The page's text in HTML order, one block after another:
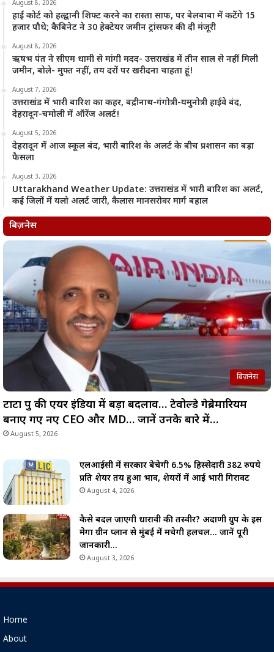
August 8, 2026
हाई कोर्ट को हल्द्वानी शिफ्ट करने का रास्ता साफ, पर बेलबाबा में कटेंगे 15
हजार पौधे; कैबिनेट ने 30 हेक्टेयर जमीन ट्रांसफर की दी मंजूरी
August 8, 2026
ऋषभ पंत ने सीएम धामी से मांगी मदद- उत्तराखंड में तीन साल से नहीं मिली
जमीन, बोले- मुफ्त नहीं, तय दरों पर खरीदना चाहता हूं!
August 7, 2026
उत्तराखंड में भारी बारिश का कहर, बद्रीनाथ-गंगोत्री-यमुनोत्री हाईवे बंद,
देहरादून-चमोली में ऑरेंज अलर्ट!
August 5, 2026
देहरादून में आज स्कूल बंद, भारी बारिश के अलर्ट के बीच प्रशासन का बड़ा
फैसला
August 3, 2026
Uttarakhand Weather Update: उत्तराखंड में भारी बारिश का अलर्ट,
कई जिलों में यलो अलर्ट जारी, कैलास मानसरोवर मार्ग बहाल
बिज़नेस
बिज़नेस
टाटा ग्रुप की एयर इंडिया में बड़ा बदलाव… टेवोल्डे गेब्रेमारियम
बनाए गए नए CEO और MD… जानें उनके बारे में…
August 5, 2026
एलआईसी में सरकार बेचेगी 6.5% हिस्सेदारी 382 रुपये
प्रति शेयर तय हुआ भाव, शेयरों में आई भारी गिरावट
August 4, 2026
कैसे बदल जाएगी धारावी की तस्वीर? अदाणी ग्रुप के इस
मेगा ग्रीन प्लान से मुंबई में मचेगी हलचल… जानें पूरी
जानकारी…
August 3, 2026
Home
About